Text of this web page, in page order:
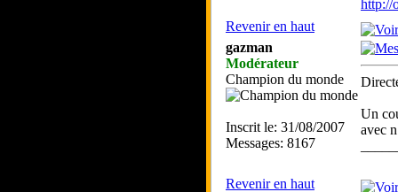
http://
Revenir en haut
gazman
Modérateur
Champion du monde
Inscrit le: 31/08/2007
Messages: 8167
Un
avec
Revenir en haut